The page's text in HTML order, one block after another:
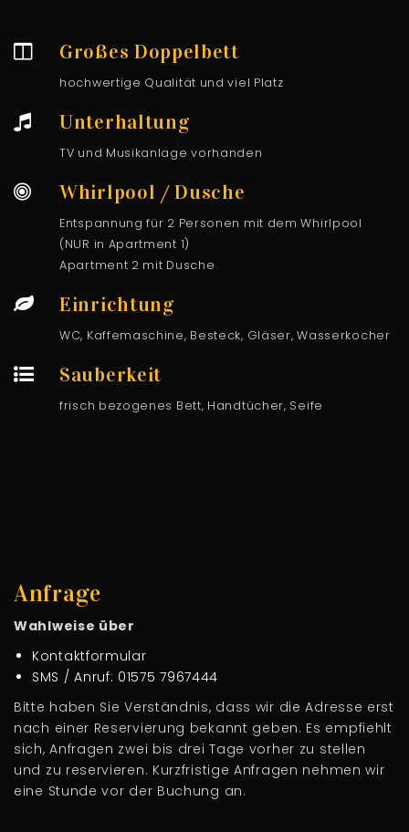
Großes Doppelbett
hochwertige Qualität und viel Platz
Unterhaltung
TV und Musikanlage vorhanden
Whirlpool / Dusche
Entspannung für 2 Personen mit dem Whirlpool
(NUR in Apartment 1)
Apartment 2 mit Dusche
Einrichtung
WC, Kaffemaschine, Besteck, Gläser, Wasserkocher
Sauberkeit
frisch bezogenes Bett, Handtücher, Seife
Anfrage
Wahlweise über
Kontaktformular
SMS / Anruf: 01575 7967444
Bitte haben Sie Verständnis, dass wir die Adresse erst
nach einer Reservierung bekannt geben. Es empfiehlt
sich, Anfragen zwei bis drei Tage vorher zu stellen
und zu reservieren. Kurzfristige Anfragen nehmen wir
eine Stunde vor der Buchung an.